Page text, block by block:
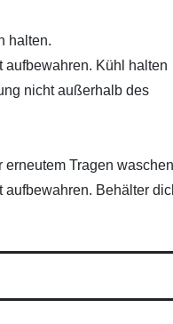
halten.
aufbewahren. Kühl halten
nicht außerhalb des
Tragen
aufbewahren. Behälter